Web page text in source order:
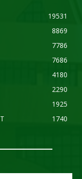
19531
8869
7786
7686
4180
2290
1925
1740